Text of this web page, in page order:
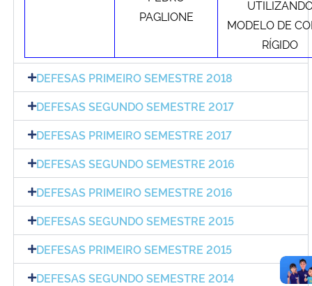
PAGLIONE
MODELO DE
RÍGIDO
DEFESAS PRIMEIRO SEMESTRE 2018
DEFESAS SEGUNDO SEMESTRE 2017
DEFESAS PRIMEIRO SEMESTRE 2017
DEFESAS SEGUNDO SEMESTRE 2016
DEFESAS PRIMEIRO SEMESTRE 2016
DEFESAS SEGUNDO SEMESTRE 2015
DEFESAS PRIMEIRO SEMESTRE 2015
DEFESAS SEGUNDO SEMESTRE 2014